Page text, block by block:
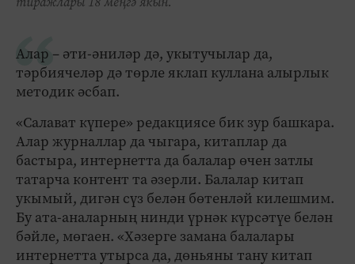
Алар – әти-әниләр дә, укытучылар да,
тәрбиячеләр дә төрле яклап куллана алырлык
методик әсбап.
«Салават күпере» редакциясе бик зур башкара.
Алар журналлар да чыгара, китаплар да
бастыра, интернетта да балалар өчен затлы
татарча контент та әзерли. Балалар китап
укымый, дигән сүз белән бөтенләй килешмим.
Бу ата-аналарның нинди үрнәк күрсәтүе белән
бәйле, мөгаен. «Хәзерге замана балалары
интернетта утырса да, дөньяны тану китап